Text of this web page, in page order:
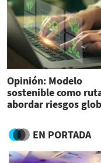
Opinión: Modelo
sostenible como
abordar riesgos
EN PORTADA